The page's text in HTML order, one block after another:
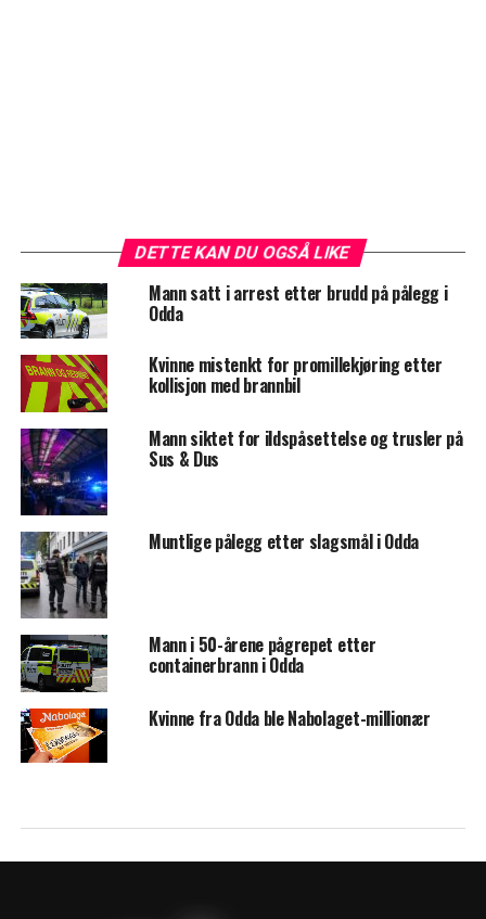
DETTE KAN DU OGSÅ LIKE
Mann satt i arrest etter brudd på pålegg i
Odda
Kvinne mistenkt for promillekjøring etter
kollisjon med brannbil
Mann siktet for ildspåsettelse og trusler på
Sus & Dus
Muntlige pålegg etter slagsmål i Odda
Mann i 50-årene pågrepet etter
containerbrann i Odda
Kvinne fra Odda ble Nabolaget-millionær